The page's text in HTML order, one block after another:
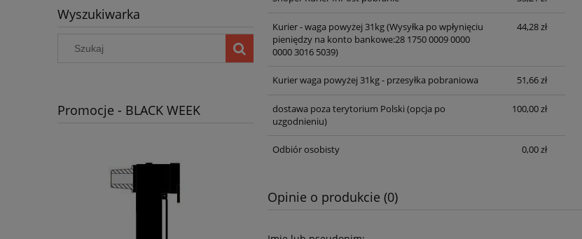
Wyszukiwarka
Promocje - BLACK WEEK
Kurier - waga powyżej 31kg(Wysyłka po wpłynięciu
pieniędzy na konto bankowe:28 1750 0009 0000
0000 3016 5039)
44,28 zł
Kurier waga powyżej 31kg - przesyłka pobraniowa 51,66 zł
dostawa poza terytorium Polski (opcja po
uzgodnieniu)
100,00 zł
Odbiór osobisty 0,00 zł
Opinie o produkcie (0)